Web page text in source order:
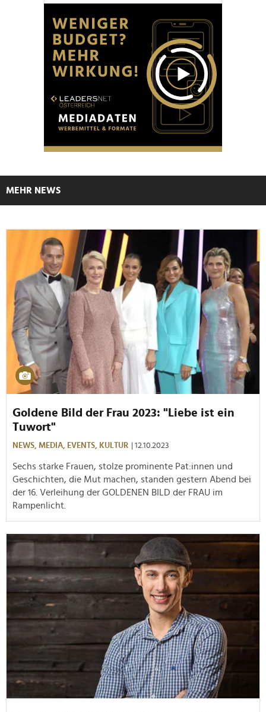
MEHR NEWS
Goldene Bild der Frau 2023: "Liebe ist ein
Tuwort"
NEWS, MEDIA, EVENTS, KULTUR | 12.10.2023
Sechs starke Frauen, stolze prominente Pat:innen und
Geschichten, die Mut machen, standen gestern Abend bei
der 16. Verleihung der GOLDENEN BILD der FRAU im
Rampenlicht.